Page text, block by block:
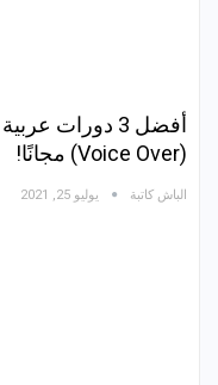
أفضل 3 دورات
(Voice Over) مجانًا!
الباش كاتبة يوليو 25, 2021